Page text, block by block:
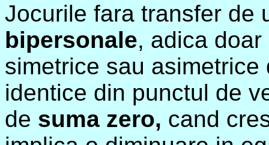
Jocurile fara transfer de
bipersonale, adica
simetrice sau
identice din punctul de
de suma zero, cand